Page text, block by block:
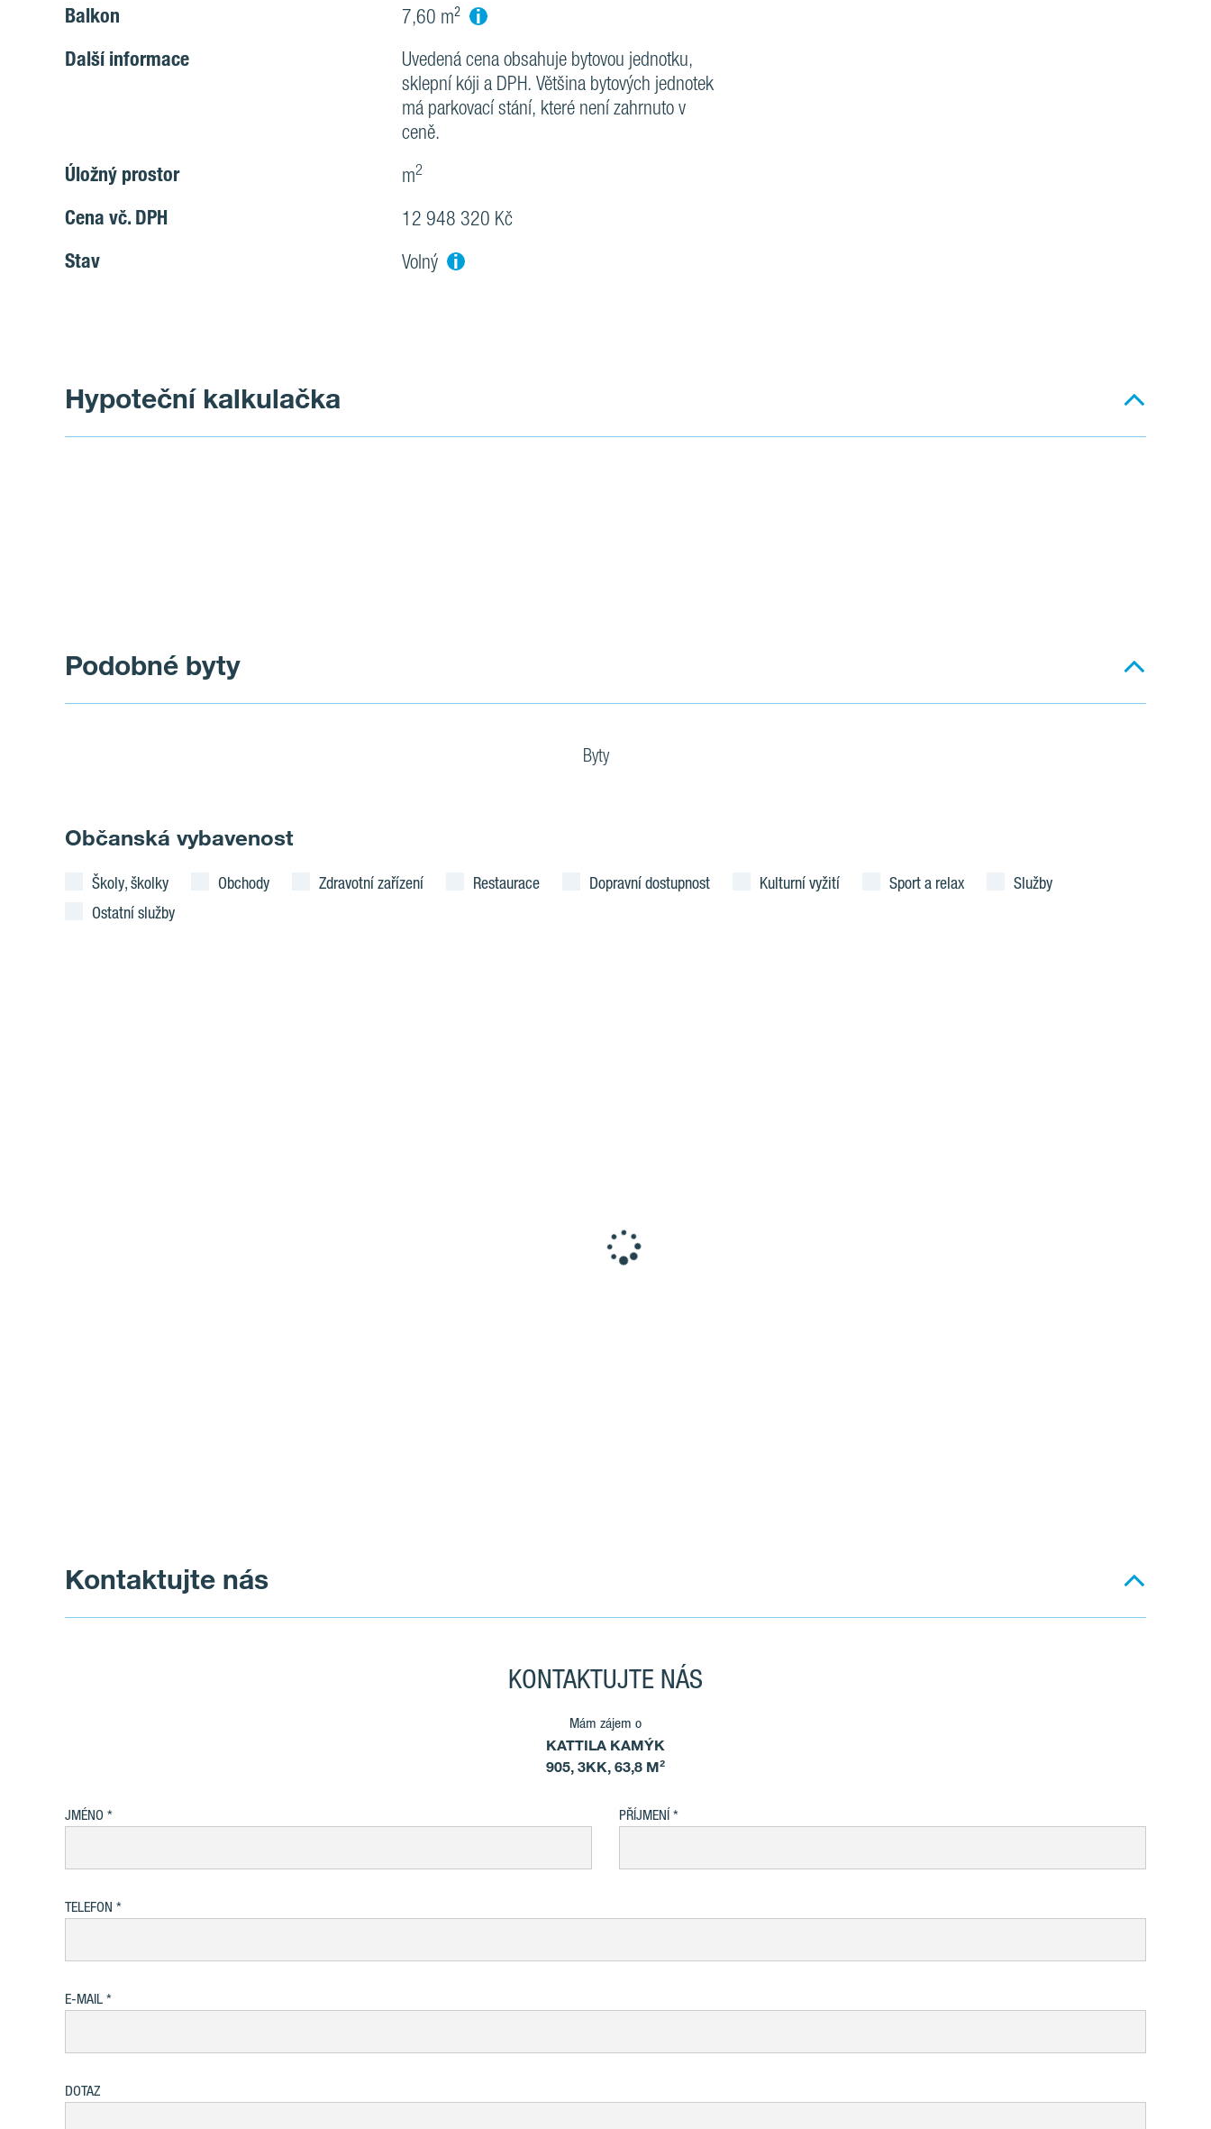
Balkon 7,60 m² i
Další informace
Uvedená cena obsahuje bytovou jednotku,
sklepní kóji a DPH. Většina bytových jednotek
má parkovací stání, které není zahrnuto v
ceně.
Úložný prostor m2
Cena vč. DPH 12 948 320 Kč
Stav Volný i
Hypoteční kalkulačka
Podobné byty
Byty
Občanská vybavenost
Školy, školky Obchody Zdravotní zařízení Restaurace Dopravní dostupnost Kulturní vyžití Sport a relax
Služby
Ostatní služby
Kontaktujte nás
KONTAKTUJTE NÁS
Mám zájem o
KATTILA KAMÝK
905, 3KK, 63,8 M²
JMÉNO PŘÍJMENÍ
TELEFON
E-MAIL
DOTAZ